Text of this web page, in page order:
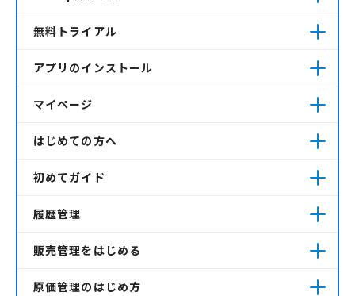
無料トライアル
アプリのインストール
マイページ
はじめての方へ
初めてガイド
履歴管理
販売管理をはじめる
原価管理のはじめ方